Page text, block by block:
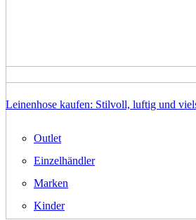
Leinenhose kaufen: Stilvoll, luftig und
Outlet
Einzelhändler
Marken
Kinder